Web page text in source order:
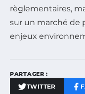
règlementaires,
sur un marché de
enjeux
PARTAGER :
TWITTER